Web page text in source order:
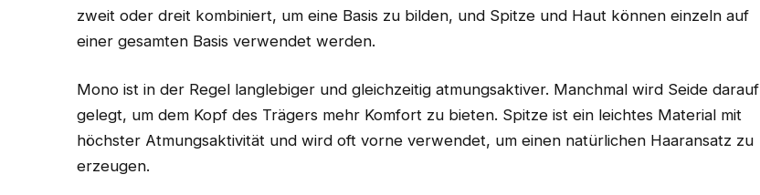
zweit oder dreit kombiniert, um eine Basis zu bilden, und Spitze und Haut können einzeln auf
einer gesamten Basis verwendet werden.
Mono ist in der Regel langlebiger und gleichzeitig atmungsaktiver. Manchmal wird Seide darauf
gelegt, um dem Kopf des Trägers mehr Komfort zu bieten. Spitze ist ein leichtes Material mit
höchster Atmungsaktivität und wird oft vorne verwendet, um einen natürlichen Haaransatz zu
erzeugen.